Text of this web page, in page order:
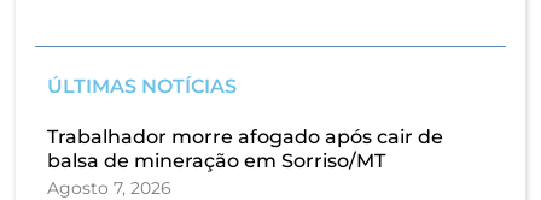
ÚLTIMAS NOTÍCIAS
Trabalhador morre afogado após cair de
balsa de mineração em Sorriso/MT
Agosto 7, 2026